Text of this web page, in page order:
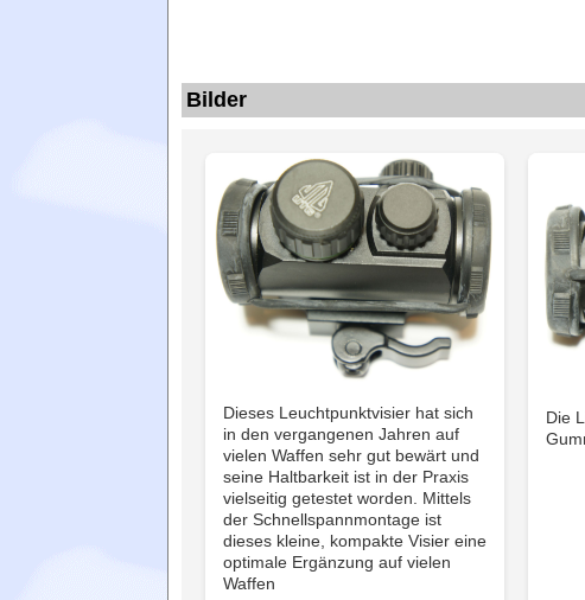
Bilder
Dieses Leuchtpunktvisier hat sich
in den vergangenen Jahren auf
vielen Waffen sehr gut bewärt und
seine Haltbarkeit ist in der Praxis
vielseitig getestet worden. Mittels
der Schnellspannmontage ist
dieses kleine, kompakte Visier eine
optimale Ergänzung auf vielen
Waffen
Die